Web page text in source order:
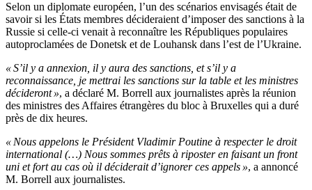
Selon un diplomate européen, l’un des scénarios envisagés était de
savoir si les États membres décideraient d’imposer des sanctions à la
Russie si celle-ci venait à reconnaître les Républiques populaires
autoproclamées de Donetsk et de Louhansk dans l’est de l’Ukraine.
« S’il y a annexion, il y aura des sanctions, et s’il y a
reconnaissance, je mettrai les sanctions sur la table et les ministres
décideront », a déclaré M. Borrell aux journalistes après la réunion
des ministres des Affaires étrangères du bloc à Bruxelles qui a duré
près de dix heures.
« Nous appelons le Président Vladimir Poutine à respecter le droit
international (…) Nous sommes prêts à riposter en faisant un front
uni et fort au cas où il déciderait d’ignorer ces appels », a annoncé
M. Borrell aux journalistes.